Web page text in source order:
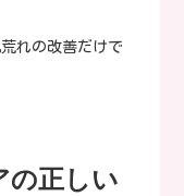
れの改善だけで
の正しい